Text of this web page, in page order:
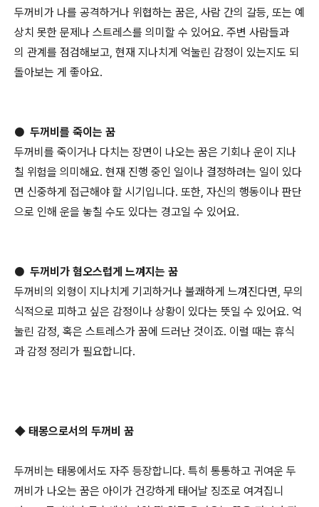
두꺼비가 나를 공격하거나 위협하는 꿈은, 사람 간의 갈등, 또는 예
상치 못한 문제나 스트레스를 의미할 수 있어요. 주변 사람들과
의 관계를 점검해보고, 현재 지나치게 억눌린 감정이 있는지도 되
돌아보는 게 좋아요.
● 두꺼비를 죽이는 꿈
두꺼비를 죽이거나 다치는 장면이 나오는 꿈은 기회나 운이 지나
칠 위험을 의미해요. 현재 진행 중인 일이나 결정하려는 일이 있다
면 신중하게 접근해야 할 시기입니다. 또한, 자신의 행동이나 판단
으로 인해 운을 놓칠 수도 있다는 경고일 수 있어요.
● 두꺼비가 혐오스럽게 느껴지는 꿈
두꺼비의 외형이 지나치게 기괴하거나 불쾌하게 느껴진다면, 무의
식적으로 피하고 싶은 감정이나 상황이 있다는 뜻일 수 있어요. 억
눌린 감정, 혹은 스트레스가 꿈에 드러난 것이죠. 이럴 때는 휴식
과 감정 정리가 필요합니다.
◆ 태몽으로서의 두꺼비 꿈
두꺼비는 태몽에서도 자주 등장합니다. 특히 통통하고 귀여운 두
꺼비가 나오는 꿈은 아이가 건강하게 태어날 징조로 여겨집니